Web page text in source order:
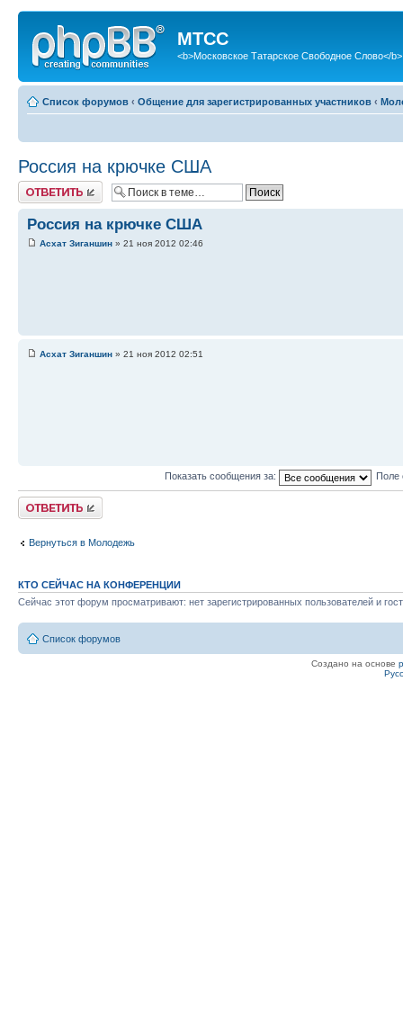
МТСС
<b>Московское Татарское Свободное Слово</b>
Список форумов ‹ Общение для зарегистрированных участников ‹
Россия на крючке США
Ответить
Россия на крючке США
Асхат Зиганшин » 21 ноя 2012 02:46
Асхат Зиганшин » 21 ноя 2012 02:51
Показать сообщения за: Поле
Ответить
Вернуться в Молодежь
КТО СЕЙЧАС НА КОНФЕРЕНЦИИ
Сейчас этот форум просматривают: нет зарегистрированных пользователей и
Список форумов
Создано на основе